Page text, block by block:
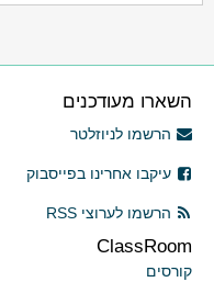
השארו מעודכנים
הרשמו לניוזלטר
עיקבו אחרינו בפייסבוק
הרשמו לערוצי RSS
ClassRoom
קורסים